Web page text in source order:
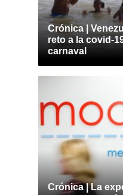
Crónica |
reto a la covid-
carnaval
Crónica | La